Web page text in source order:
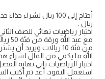
ريال :
اختبار رياضيات نهائي للصف
مع
الله ما يكفي من المال لشراء
اختبار الرياضيات ثاني نهاية
استعمل النقود، أعد ثم أكتب